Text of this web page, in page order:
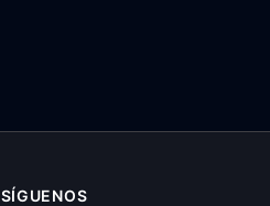
SÍGUENOS